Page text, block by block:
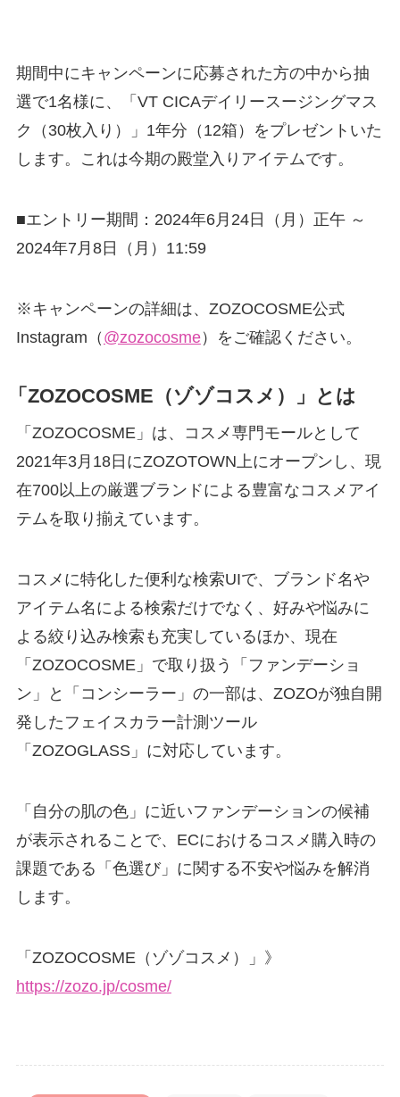
期間中にキャンペーンに応募された方の中から抽
選で1名様に、「VT CICAデイリースージングマス
ク（30枚入り）」1年分（12箱）をプレゼントいた
します。これは今期の殿堂入りアイテムです。
■エントリー期間：2024年6月24日（月）正午 ～
2024年7月8日（月）11:59
※キャンペーンの詳細は、ZOZOCOSME公式
Instagram（ @zozocosme）をご確認ください。
「ZOZOCOSME（ゾゾコスメ）」 とは
「ZOZOCOSME」は、コスメ専門モールとして
2021年3月18日にZOZOTOWN上にオープンし、現
在700以上の厳選ブランドによる豊富なコスメアイ
テムを取り揃えています。
コスメに特化した便利な検索UIで、ブランド名や
アイテム名による検索だけでなく、好みや悩みに
よる絞り込み検索も充実しているほか、現在
「ZOZOCOSME」で取り扱う「ファンデーショ
ン」と「コンシーラー」の一部は、ZOZOが独自開
発したフェイスカラー計測ツール
「ZOZOGLASS」に対応しています。
「自分の肌の色」に近いファンデーションの候補
が表示されることで、ECにおけるコスメ購入時の
課題である「色選び」に関する不安や悩みを解消
します。
「ZOZOCOSME（ゾゾコスメ）」》
https://zozo.jp/cosme/